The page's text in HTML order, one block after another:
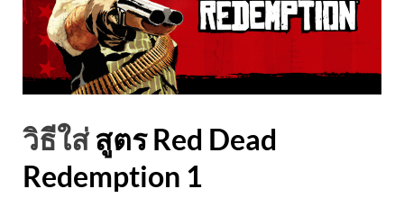
วิธีใส่สูตร Red Dead
Redemption 1